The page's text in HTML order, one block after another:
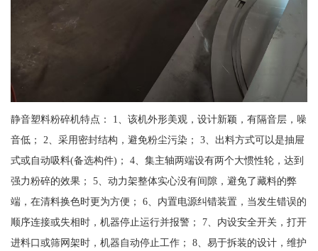
静音塑料粉碎机特点： 1、该机外形美观，设计新颖，有隔音层，噪
音低； 2、采用密封结构，避免粉尘污染； 3、出料方式可以是抽屉
式或自动吸料(备选构件)； 4、集主轴两端设有两个大惯性轮，达到
强力粉碎的效果； 5、动力架整体实心没有间隙，避免了藏料的弊
端，在清料换色时更为方便； 6、内置电源纠错装置，当发生错误的
顺序连接或失相时，机器停止运行并报警； 7、内设安全开关，打开
进料口或筛网架时，机器自动停止工作； 8、易于拆装的设计，维护